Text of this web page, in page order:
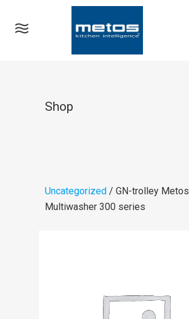
Shop
Uncategorized / GN-trolley Metos
Multiwasher 300 series